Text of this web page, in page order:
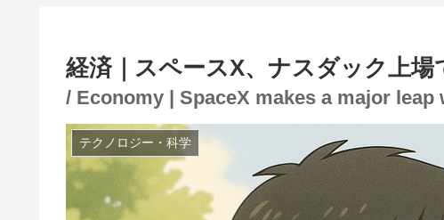
経済｜スペースX、ナスダック上場
/ Economy | SpaceX makes a major
テクノロジー・科学